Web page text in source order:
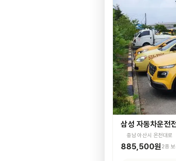
삼성 자동차운전
충남 아산시 온천대로
885,500원2종